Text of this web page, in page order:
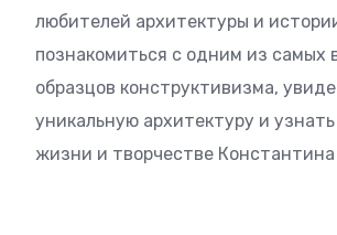
любителей архитектуры и
познакомиться с одним из самых
образцов конструктивизма,
уникальную архитектуру и
жизни и творчестве